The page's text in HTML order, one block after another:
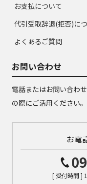
お支払について
代引受取辞退(拒否)に
よくあるご質問
お問い合わせ
電話またはお問い合わ
の際にご活用ください。
お電
[ 受付時間 ]